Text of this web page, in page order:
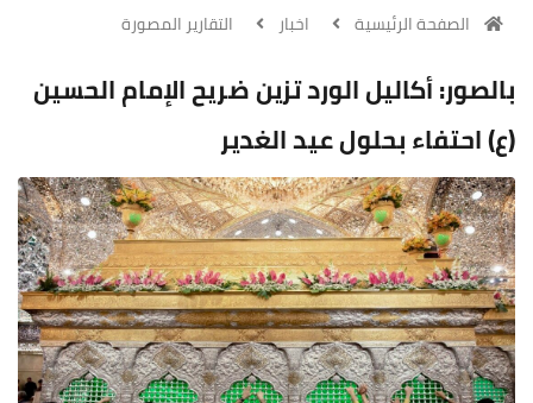
الصفحة الرئيسية اخبار التقارير المصورة
بالصور: أكاليل الورد تزين ضريح الإمام الحسين
(ع) احتفاء بحلول عيد الغدير